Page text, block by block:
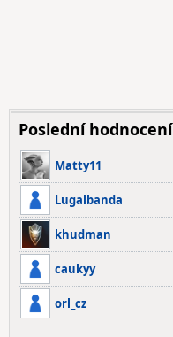
Poslední hodnocení
Matty11
Lugalbanda
khudman
caukyy
orl_cz